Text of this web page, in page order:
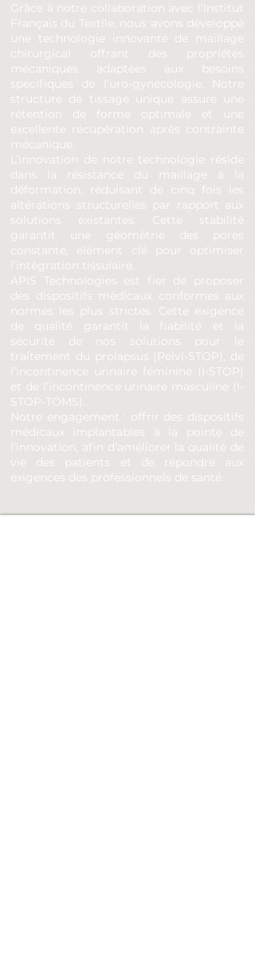
Grâce à notre collaboration avec l’Institut
Français du Textile, nous avons développé
une technologie innovante de maillage
chirurgical offrant des propriétés
mécaniques adaptées aux besoins
spécifiques de l’uro-gynécologie. Notre
structure de tissage unique assure une
rétention de forme optimale et une
excellente récupération après contrainte
mécanique.
L’innovation de notre technologie réside
dans la résistance du maillage à la
déformation, réduisant de cinq fois les
altérations structurelles par rapport aux
solutions existantes. Cette stabilité
garantit une géométrie des pores
constante, élément clé pour optimiser
l’intégration tissulaire.
APIS Technologies est fier de proposer
des dispositifs médicaux conformes aux
normes les plus strictes. Cette exigence
de qualité garantit la fiabilité et la
sécurité de nos solutions pour le
traitement du prolapsus (Pelvi-STOP), de
l’incontinence urinaire féminine (I-STOP)
et de l’incontinence urinaire masculine (I-
STOP-TOMS).
Notre engagement : offrir des dispositifs
médicaux implantables à la pointe de
l’innovation, afin d’améliorer la qualité de
vie des patients et de répondre aux
exigences des professionnels de santé.